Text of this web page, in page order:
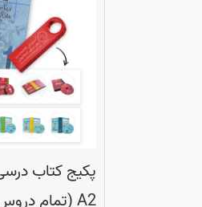
A2 (تمام دروس)